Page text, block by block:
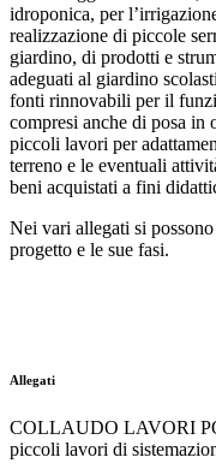
idroponica, per
realizzazione di piccole
giardino, di prodotti e
adeguati al giardino
fonti rinnovabili per il
compresi anche di posa in
piccoli lavori per
terreno e le eventuali
beni acquistati a fini
Nei vari allegati si
progetto e le sue fasi.
Allegati
COLLAUDO LAVORI
piccoli lavori di